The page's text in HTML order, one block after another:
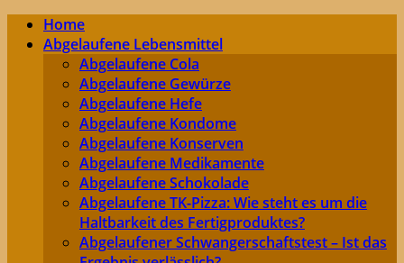
Home
Abgelaufene Lebensmittel
Abgelaufene Cola
Abgelaufene Gewürze
Abgelaufene Hefe
Abgelaufene Kondome
Abgelaufene Konserven
Abgelaufene Medikamente
Abgelaufene Schokolade
Abgelaufene TK-Pizza: Wie steht es um die
Haltbarkeit des Fertigproduktes?
Abgelaufener Schwangerschaftstest – Ist das